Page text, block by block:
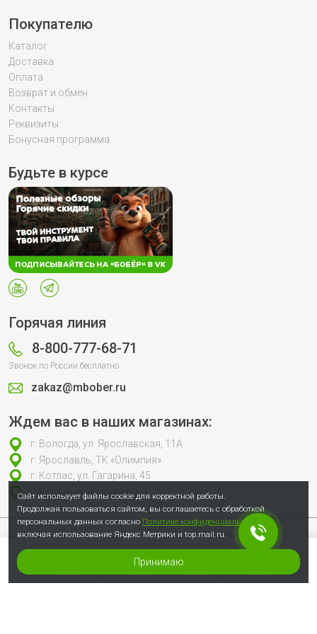
Главная Войти
Сайт использует файлы cookie для корректной работы.
Продолжая пользоваться сайтом, вы соглашаетесь с обработкой
персональных данных согласно Политике конфиденциальности
включая использование Яндекс Метрики и top.mail.ru.
Принимаю
Покупателю
Каталог
Доставка
Оплата
Возврат и обмен
Контакты
Реквизиты
Бонусная программа
Будьте в курсе
Горячая линия
8-800-777-68-71
Звонок по России бесплатно
zakaz@mbober.ru
Ждем вас в наших магазинах:
г. Вологда, ул. Ярославская, 11А
г. Ярославль, ТК «Олимпия»
г. Котлас, ул. Гагарина, 45
г. Коряжма, ул. Кирова, 1
Продолжая пользоваться сайтом, вы соглашаетесь с обработкой
персональных данных согласноПолитике конфиденциальности
, включая
использование Яндекс Метрики и top.mail.ru.
© 2007-2026 Сеть специализированных магазинов инструмента «Бобёр»